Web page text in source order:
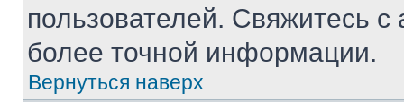
пользователей. Свяжитесь
более точной информации.
Вернуться наверх